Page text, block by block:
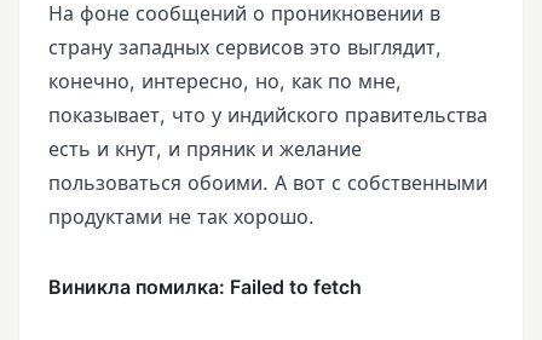
На фоне сообщений о проникновении в
страну западных сервисов это выглядит,
конечно, интересно, но, как по мне,
показывает, что у индийского правительства
есть и кнут, и пряник и желание
пользоваться обоими. А вот с собственными
продуктами не так хорошо.